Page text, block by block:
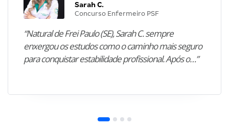
Sarah C.
Concurso Enfermeiro PSF
“Natural de Frei Paulo (SE), Sarah C. sempre
enxergou os estudos como o caminho mais seguro
para conquistar estabilidade profissional. Após o…”